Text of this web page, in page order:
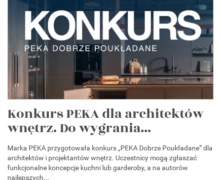
Konkurs PEKA dla architektów
wnętrz. Do wygrania...
Marka PEKA przygotowała konkurs „PEKA Dobrze Poukładane” dla
architektów i projektantów wnętrz. Uczestnicy mogą zgłaszać
funkcjonalne koncepcje kuchni lub garderoby, a na autorów
najlepszych...